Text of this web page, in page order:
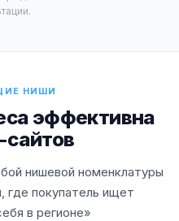
НИШИ
эффективна
сайтов
нишевой номенклатуры
покупатель ищет
в регионе»